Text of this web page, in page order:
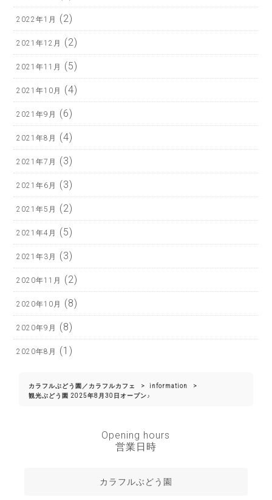
2022年1月 (2)
2021年12月 (2)
2021年11月 (5)
2021年10月 (4)
2021年9月 (6)
2021年8月 (4)
2021年7月 (3)
2021年6月 (3)
2021年5月 (2)
2021年4月 (5)
2021年3月 (3)
2020年11月 (2)
2020年10月 (8)
2020年9月 (8)
2020年8月 (1)
カラフルぶどう園／カラフルカフェ > information
>
観光ぶどう園​ 2025年8月30日オープン♪
Opening hours
営業日時
カラフルぶどう園